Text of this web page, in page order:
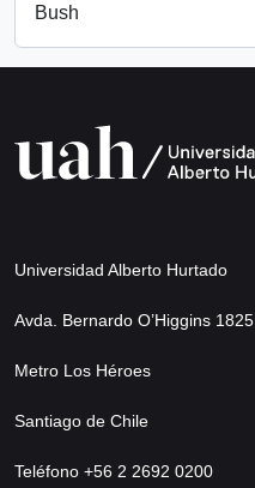
Bush
Universidad Alberto Hurtado
Avda. Bernardo O’Higgins 1825
Metro Los Héroes
Santiago de Chile
Teléfono +56 2 2692 0200